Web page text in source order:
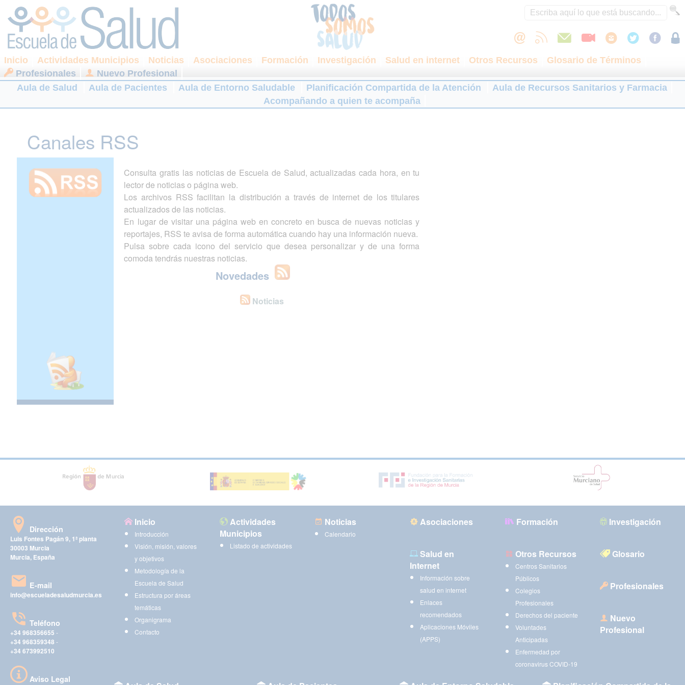
Inicio Actividades Municipios Noticias Asociaciones Formación Investigación Salud en internet Otros Recursos
Glosario de Términos
Profesionales
Nuevo Profesional
Aula de Salud
Aula de Pacientes Aula de Entorno Saludable Planificación Compartida de la Atención
Aula de Recursos Sanitarios y Farmacia
Acompañando a quien te acompaña
Canales RSS
Consulta gratis las noticias de Escuela de Salud, actualizadas cada hora, en tu
lector de noticias o página web.
Los archivos RSS facilitan la distribución a través de internet de los titulares
actualizados de las noticias.
En lugar de visitar una página web en concreto en busca de nuevas noticias y
reportajes, RSS te avisa de forma automática cuando hay una información nueva.
Pulsa sobre cada icono del servicio que desea personalizar y de una forma
comoda tendrás nuestras noticias.
Novedades
Noticias
Dirección
Luis Fontes Pagán 9, 1ª planta
30003 Murcia
Murcia, España
E-mail
info@escueladesaludmurcia.es
Teléfono
+34 968356655 -
+34 968359348 -
+34 673992510
Aviso Legal
Inicio
Introducción
Visión, misión, valores
y objetivos
Metodología de la
Escuela de Salud
Estructura por áreas
temáticas
Organigrama
Contacto
Actividades
Municipios
Listado de actividades
Noticias
Calendario
Asociaciones Formación Investigación
Salud en
Internet
Información sobre
salud en internet
Enlaces
recomendados
Aplicaciones Móviles
(APPS)
Otros Recursos
Centros Sanitarios
Públicos
Colegios
Profesionales
Derechos del paciente
Voluntades
Anticipadas
Enfermedad por
coronavirus COVID-19
Glosario
Profesionales
Nuevo
Profesional